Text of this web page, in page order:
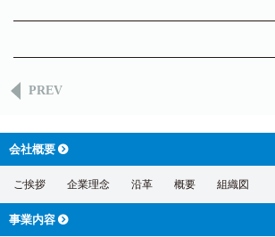
PREV
会社概要
ご挨拶 企業理念 沿革 概要 組織図
事業内容